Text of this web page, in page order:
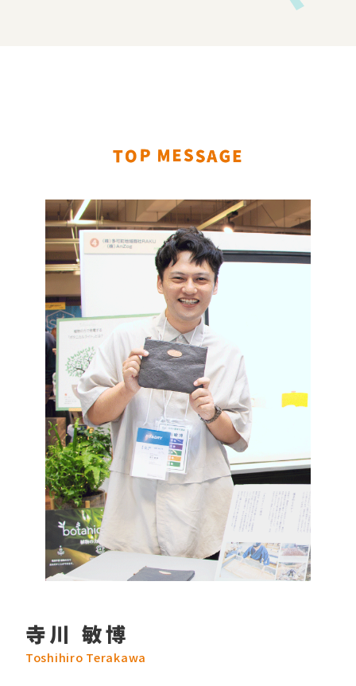
寺川 敏博
Toshihiro Terakawa